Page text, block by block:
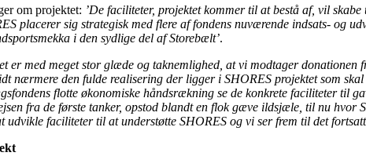
om projektet: ’De faciliteter, projektet kommer til at bestå af, vil
placerer sig strategisk med flere af fondens nuværende indsats- og
i den sydlige del af Storebælt’.
er med meget stor glæde og taknemlighed, at vi modtager
nærmere den fulde realisering der ligger i SHORES projektet som
flotte økonomiske håndsrækning se de konkrete faciliteter til
fra de første tanker, opstod blandt en flok gæve ildsjæle, til nu hvor
faciliteter til at understøtte SHORES og vi ser frem til det